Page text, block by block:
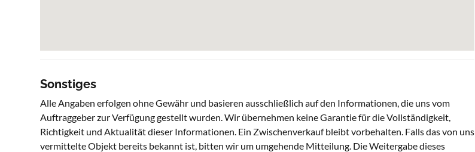
Sonstiges
Alle Angaben erfolgen ohne Gewähr und basieren ausschließlich auf den Informationen, die uns vom
Auftraggeber zur Verfügung gestellt wurden. Wir übernehmen keine Garantie für die Vollständigkeit,
Richtigkeit und Aktualität dieser Informationen. Ein Zwischenverkauf bleibt vorbehalten. Falls das von uns
vermittelte Objekt bereits bekannt ist, bitten wir um umgehende Mitteilung. Die Weitergabe dieses